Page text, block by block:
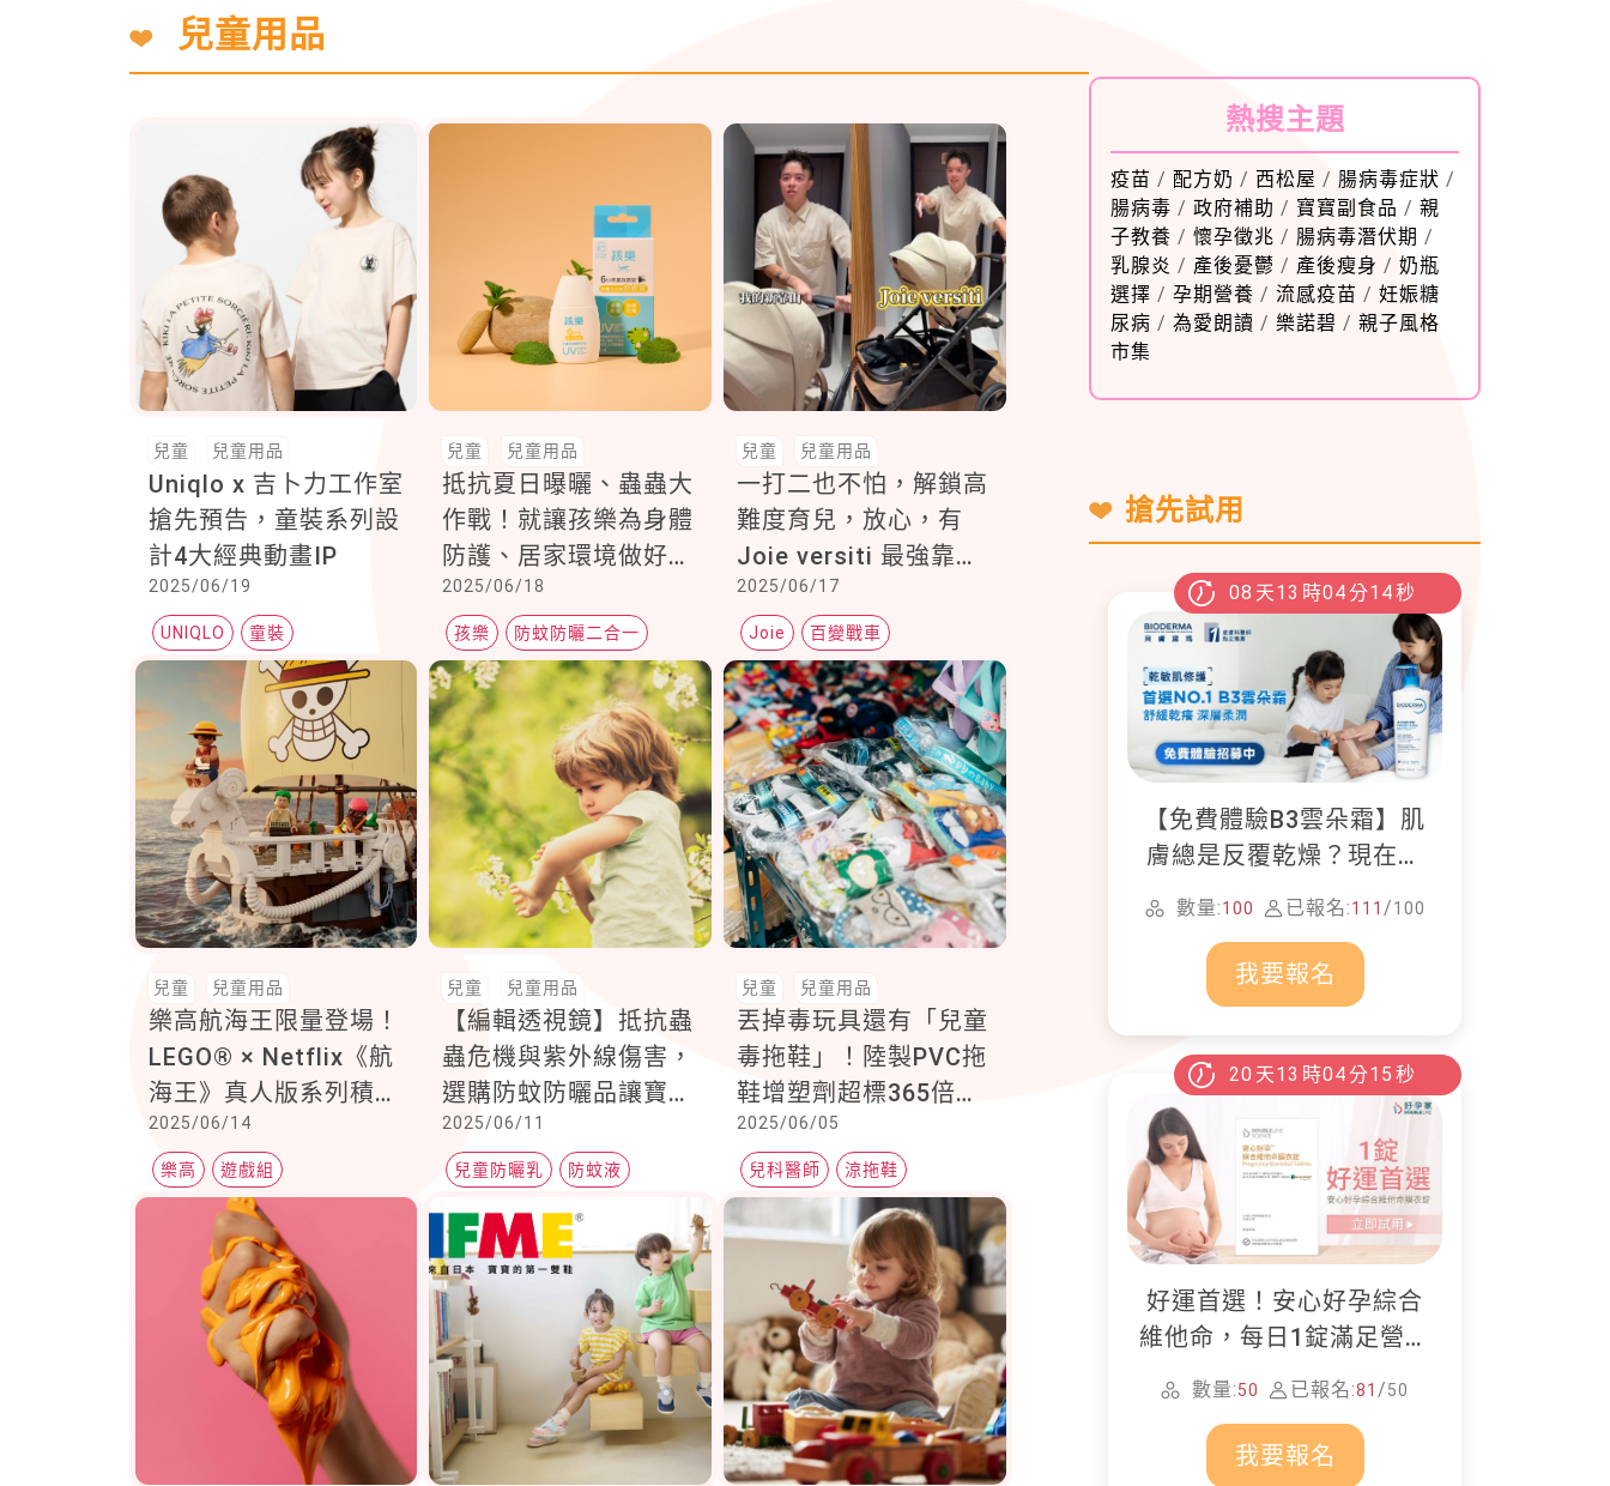
兒童用品
兒童 兒童用品
Uniqlo x 吉卜力工作室
搶先預告，童裝系列設
計4大經典動畫IP
2025/06/19
UNIQLO 童裝
兒童 兒童用品
抵抗夏日曝曬、蟲蟲大
作戰！就讓孩樂為身體
防護、居家環境做好第
一防衛！
2025/06/18
孩樂 防蚊防曬二合一
紫外線byebye
兒童 兒童用品
一打二也不怕，解鎖高
難度育兒，放心，有
Joie versiti 最強靠山
撐腰！
2025/06/17
Joie 百變戰車
versiti 豪華擴充型推車
兒童 兒童用品
樂高航海王限量登場！
LEGO® × Netflix《航
海王》真人版系列積木
8月正式發售
2025/06/14
樂高 遊戲組
兒童 兒童用品
【編輯透視鏡】抵抗蟲
蟲危機與紫外線傷害，
選購防蚊防曬品讓寶寶
安心度過夏天
2025/06/11
兒童防曬乳 防蚊液
兒童 兒童用品
丟掉毒玩具還有「兒童
毒拖鞋」！陸製PVC拖
鞋增塑劑超標365倍，
有致癌、性早熟風險
2025/06/05
兒科醫師 涼拖鞋
熱搜主題
疫苗 / 配方奶 / 西松屋 / 腸病毒症狀 /
腸病毒 / 政府補助 / 寶寶副食品 / 親
子教養 / 懷孕徵兆 / 腸病毒潛伏期 /
乳腺炎 / 產後憂鬱 / 產後瘦身 / 奶瓶
選擇 / 孕期營養 / 流感疫苗 / 妊娠糖
尿病 / 為愛朗讀 / 樂諾碧 / 親子風格
市集
搶先試用
08 天13 時04分12秒
【免費體驗B3雲朵霜】肌
膚總是反覆乾燥？現在就
加入貝膚黛瑪修護體驗計
畫！
數量:100 已報名:111 /100
我要報名
20 天13 時04分13 秒
好運首選！安心好孕綜合
維他命，每日1錠滿足營養
所需
數量:50 已報名:81 /50
我要報名